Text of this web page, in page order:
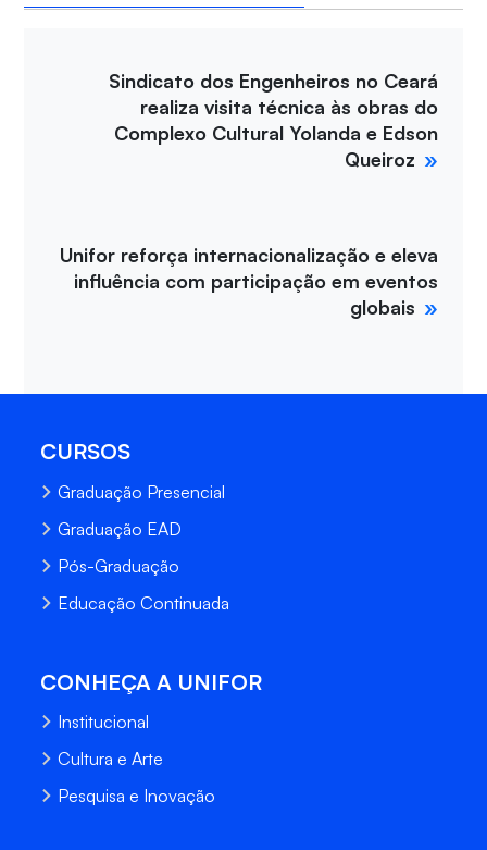
Sindicato dos Engenheiros no Ceará
realiza visita técnica às obras do
Complexo Cultural Yolanda e Edson
Queiroz
Unifor reforça internacionalização e eleva
influência com participação em eventos
globais
CURSOS
Graduação Presencial
Graduação EAD
Pós-Graduação
Educação Continuada
CONHEÇA A UNIFOR
Institucional
Cultura e Arte
Pesquisa e Inovação